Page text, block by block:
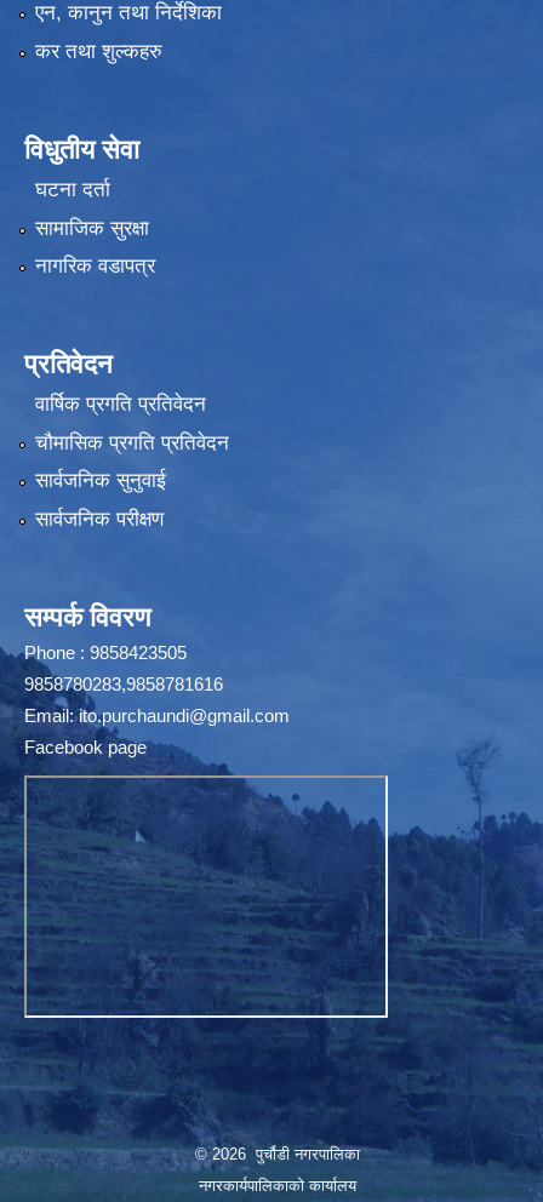
एन, कानुन तथा निर्देशिका
कर तथा शुल्कहरु
विधुतीय सेवा
घटना दर्ता
सामाजिक सुरक्षा
नागरिक वडापत्र
प्रतिवेदन
वार्षिक प्रगति प्रतिवेदन
चौमासिक प्रगति प्रतिवेदन
सार्वजनिक सुनुवाई
सार्वजनिक परीक्षण
सम्पर्क विवरण
Phone : 9858423505
9858780283,9858781616
Email:ito.purchaundi@gmail.com
Facebook page
© 2026 पुर्चौडी नगरपालिका
नगरकार्यपालिकाकाे कार्यालय